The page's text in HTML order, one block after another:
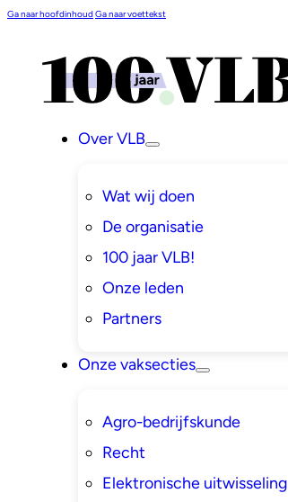
Ga naar hoofdinhoudGa naar voettekst
Over VLB
Wat wij doen
De organisatie
100 jaar VLB!
Onze leden
Partners
Onze vaksecties
Agro-bedrijfskunde
Recht
Elektronische uitwisseling